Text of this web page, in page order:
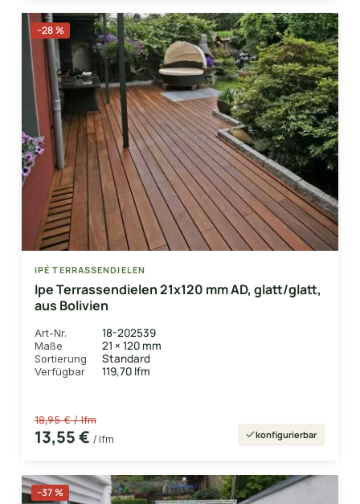
−28 %
IPÉ TERRASSENDIELEN
Ipe Terrassendielen 21x120 mm AD, glatt/glatt,
aus Bolivien
Art-Nr. 18-202539
Maße 21 × 120 mm
Sortierung Standard
Verfügbar 119,70 lfm
18,95 € / lfm
13,55 € / lfm konfigurierbar
−37 %